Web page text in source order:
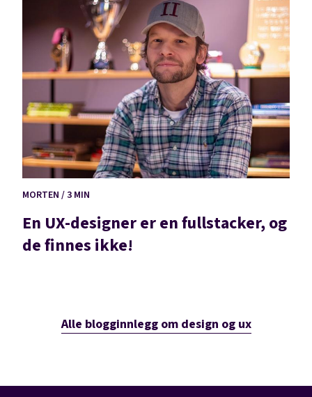
MORTEN / 3 MIN
En UX-designer er en fullstacker, og
de finnes ikke!
Alle blogginnlegg om design og ux